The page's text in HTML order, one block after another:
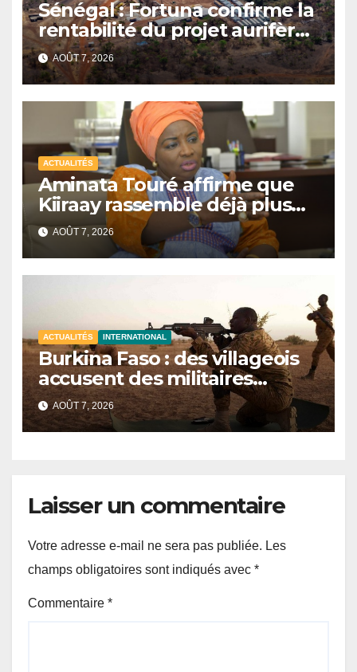
Sénégal : Fortuna confirme la
rentabilité du projet aurifère
Diamba Sud à Kédougou
AOÛT 7, 2026
ACTUALITÉS
Aminata Touré affirme que
Kiiraay rassemble déjà plus
de la moitié des maires du
Sénégal
AOÛT 7, 2026
ACTUALITÉS INTERNATIONAL
Burkina Faso : des villageois
accusent des militaires
d’avoir tué au moins 48 civils
après une attaque terroriste
AOÛT 7, 2026
Laisser un commentaire
Votre adresse e-mail ne sera pas publiée. Les
champs obligatoires sont indiqués avec *
Commentaire *